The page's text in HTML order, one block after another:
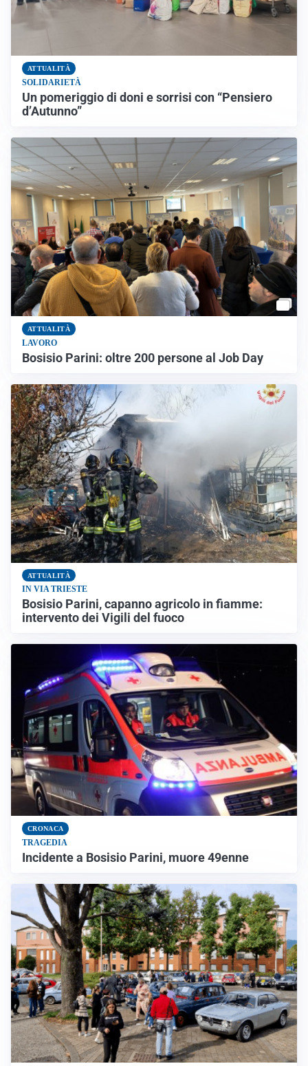
ATTUALITÀ
SOLIDARIETÀ
Un pomeriggio di doni e sorrisi con “Pensiero
d’Autunno”
ATTUALITÀ
LAVORO
Bosisio Parini: oltre 200 persone al Job Day
ATTUALITÀ
IN VIA TRIESTE
Bosisio Parini, capanno agricolo in fiamme:
intervento dei Vigili del fuoco
CRONACA
TRAGEDIA
Incidente a Bosisio Parini, muore 49enne